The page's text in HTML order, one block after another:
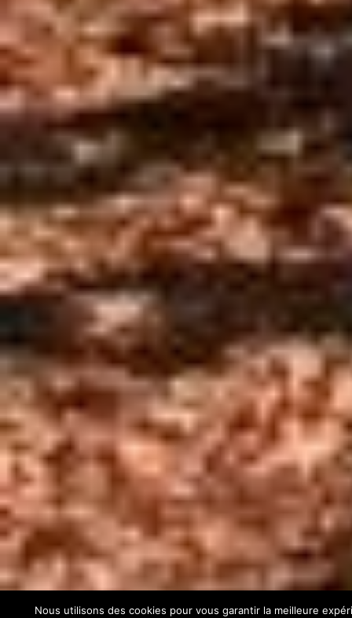
Nous utilisons des cookies pour vous garantir la meilleure